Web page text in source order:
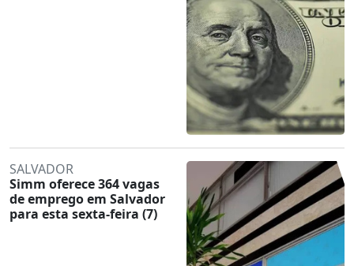
SALVADOR
Simm oferece 364 vagas
de emprego em Salvador
para esta sexta-feira (7)